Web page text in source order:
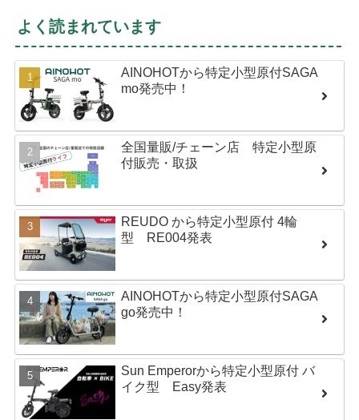
よく読まれています
AINOHOTから特定小型原付SAGA
mo発売中！
全国量販/チェーン店 特定小型原
付販売・取扱
REUDO から特定小型原付 4輪
型 RE004発表
AINOHOTから特定小型原付SAGA
go発売中！
Sun Emperorから特定小型原付 バ
イク型 Easy発表